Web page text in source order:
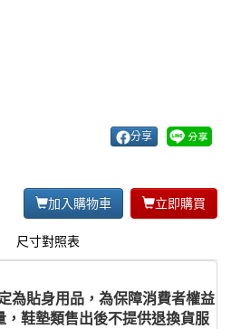
分享
加入購物車 立即購買
尺寸對照表
為貼身用品，為保障消費者權益
，鞋墊類售出後不提供退換貨服